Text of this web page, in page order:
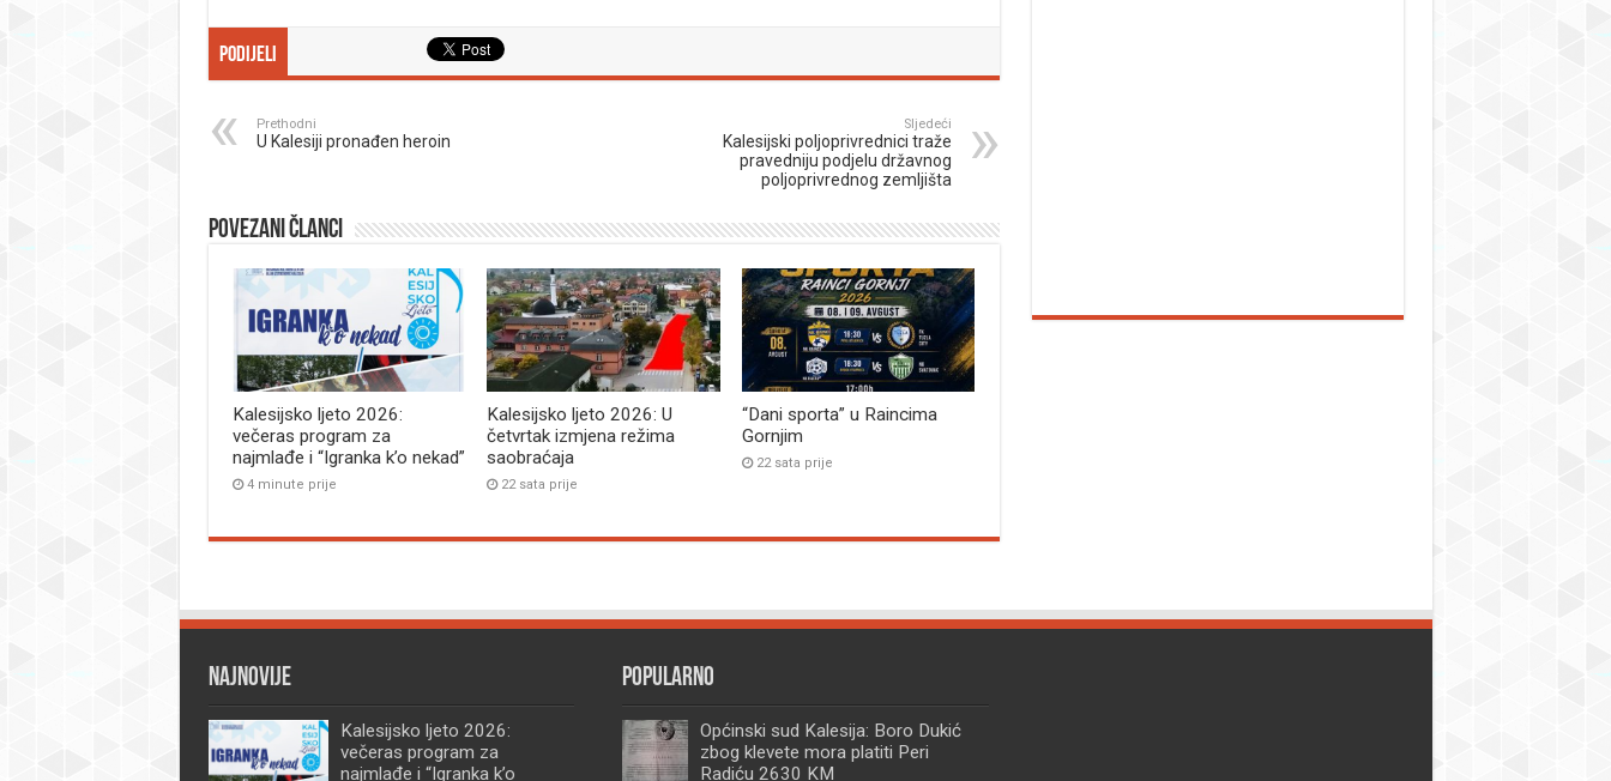
Podijeli
Prethodni
U Kalesiji pronađen heroin
Sljedeći
Kalesijski poljoprivrednici traže
pravedniju podjelu državnog
poljoprivrednog zemljišta
Povezani članci
Kalesijsko ljeto 2026:
večeras program za
najmlađe i “Igranka k’o nekad”
4 minute prije
Kalesijsko ljeto 2026: U
četvrtak izmjena režima
saobraćaja
22 sata prije
“Dani sporta” u Raincima
Gornjim
22 sata prije
Najnovije
Kalesijsko ljeto 2026:
večeras program za
najmlađe i “Igranka k’o
Popularno
Općinski sud Kalesija: Boro Dukić
zbog klevete mora platiti Peri
Radiću 2630 KM